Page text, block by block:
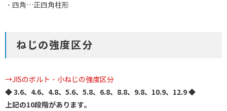
・四角…正四角柱形
ねじの強度区分
→JISのボルト・小ねじの強度区分
◆ 3.6、4.6、4.8、5.6、5.8、6.8、8.8、9.8、10.9、12.9 ◆
上記の10段階があります。